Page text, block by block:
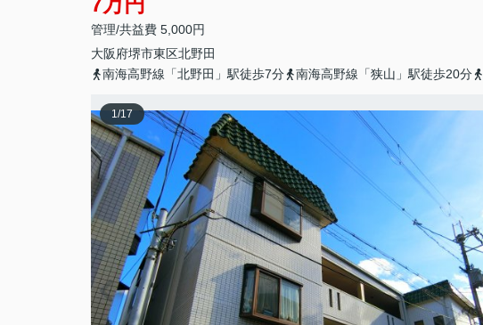
管理/共益費 5,000円
大阪府堺市東区北野田
南海高野線「北野田」駅徒歩7分
南海高野線「狭山」駅徒歩20分
1/17